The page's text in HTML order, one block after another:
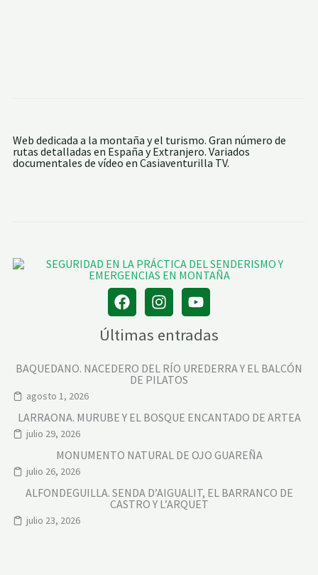
Web dedicada a la montaña y el turismo. Gran número de
rutas detalladas en España y Extranjero. Variados
documentales de vídeo en Casiaventurilla TV.
Últimas entradas
BAQUEDANO. NACEDERO DEL RÍO UREDERRA Y EL BALCÓN
DE PILATOS
agosto 1, 2026
LARRAONA. MURUBE Y EL BOSQUE ENCANTADO DE ARTEA
julio 29, 2026
MONUMENTO NATURAL DE OJO GUAREÑA
julio 26, 2026
ALFONDEGUILLA. SENDA D’AIGUALIT, EL BARRANCO DE
CASTRO Y L’ARQUET
julio 23, 2026